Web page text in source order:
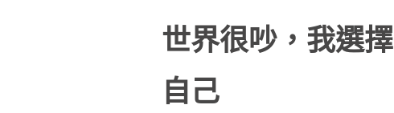
世界很吵，我選
自己